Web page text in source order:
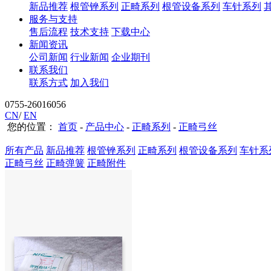
新品推荐 根管锉系列 正畸系列 根管设备系列 车针系列
服务与支持
售后流程 技术支持 下载中心
新闻资讯
公司新闻 行业新闻 企业期刊
联系我们
联系方式 加入我们
0755-26016056
CN/EN
您的位置：
首页 - 产品中心 - 正畸系列 - 正畸弓丝
所有产品 新品推荐 根管锉系列 正畸系列 根管设备系列 车针系
正畸弓丝 正畸弹簧 正畸附件